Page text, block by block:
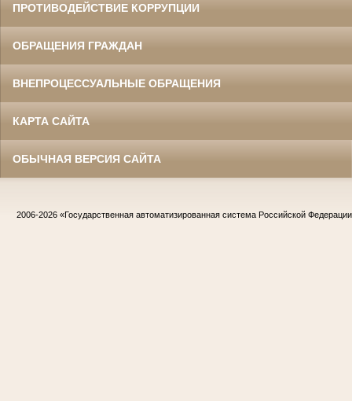
ПРОТИВОДЕЙСТВИЕ КОРРУПЦИИ
ОБРАЩЕНИЯ ГРАЖДАН
ВНЕПРОЦЕССУАЛЬНЫЕ ОБРАЩЕНИЯ
КАРТА САЙТА
ОБЫЧНАЯ ВЕРСИЯ САЙТА
2006-2026 «Государственная автоматизированная система Российской